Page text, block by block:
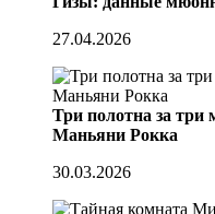
27.04.2026
Три полотна за три
Маньяни Рокка
30.03.2026